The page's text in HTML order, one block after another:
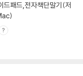
드패드,전자책단말기(저